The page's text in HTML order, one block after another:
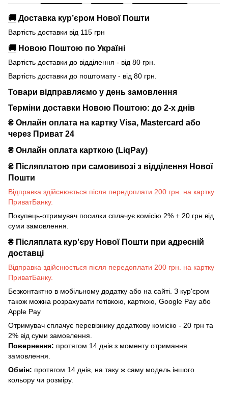
🚚 Доставка кур’єром Нової Пошти
Вартість доставки від 115 грн
🚚 Новою Поштою по Україні
Вартість доставки до відділення - від 80 грн.
Вартість доставки до поштомату - від 80 грн.
Товари відправляємо у день замовлення
Терміни доставки Новою Поштою: до 2-х днів
₴ Онлайн оплата на картку Visa, Mastercard або
через Приват 24
₴ Онлайн оплата карткою (LiqPay)
₴ Післяплатою при самовивозі з відділення Нової
Пошти
Відправка здійснюється після передоплати 200 грн. на картку
ПриватБанку.
Покупець-отримувач посилки сплачує комісію 2% + 20 грн від
суми замовлення.
₴ Післяплата кур'єру Нової Пошти при адресній
доставці
Відправка здійснюється після передоплати 200 грн. на картку
ПриватБанку.
Безконтактно в мобільному додатку або на сайті. З кур'єром
також можна розрахувати готівкою, карткою, Google Pay або
Apple Pay
Отримувач сплачує перевізнику додаткову комісію - 20 грн та
2% від суми замовлення.
Повернення: протягом 14 днів з моменту отримання
замовлення.
Обмін: протягом 14 днів, на таку ж саму модель іншого
кольору чи розміру.